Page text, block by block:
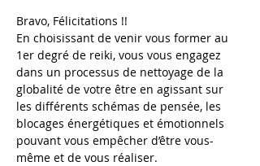
Bravo, Félicitations !!
En choisissant de venir vous former au
1er degré de reiki, vous vous engagez
dans un processus de nettoyage de la
globalité de votre être en agissant sur
les différents schémas de pensée, les
blocages énergétiques et émotionnels
pouvant vous empêcher d’être vous-
même et de vous réaliser.